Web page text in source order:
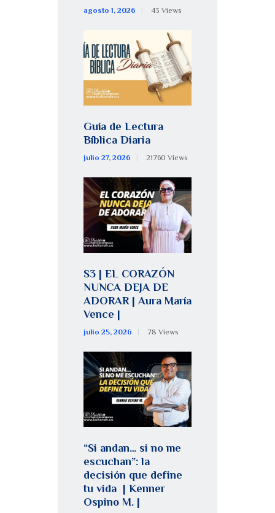
agosto 1, 2026 43 Views
Guía de Lectura
Bíblica Diaria
julio 27, 2026 21760 Views
S3 | EL CORAZÓN
NUNCA DEJA DE
ADORAR | Aura María
Vence |
julio 25, 2026 78 Views
“Si andan… si no me
escuchan”: la
decisión que define
tu vida | Kenner
Ospino M. |